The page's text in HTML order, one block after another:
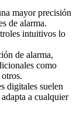
mayor precisión
de alarma.
intuitivos lo
de alarma,
como
digitales suelen
a cualquier